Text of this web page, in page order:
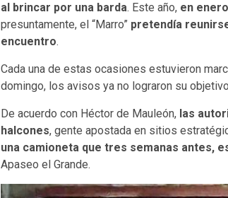
al brincar por una barda. Este año, en
presuntamente, el “Marro” pretendía
encuentro.
Cada una de estas ocasiones estuvieron
domingo, los avisos ya no lograron su
De acuerdo con Héctor de Mauleón, las
halcones, gente apostada en sitios
una camioneta que tres semanas antes,
Apaseo el Grande.